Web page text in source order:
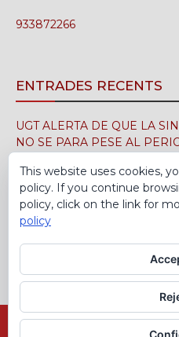
933872266
ENTRADES RECENTS
UGT ALERTA DE QUE LA
NO SE PARA PESE AL
UGT FICA FIRMA EN EL
COLECTIVO DE LA
PERÍODO 2026-2029
30 de juliol de 2026
Avís Legal
This website uses cookies,
policy. If you continue
policy, click on the link for
policy